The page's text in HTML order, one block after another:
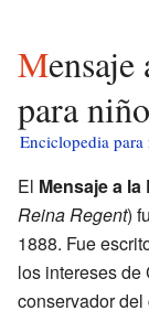
Mensaje a la Reina Regente
para
Enciclopedia para
El Mensaje a
Reina Regent)
1888. Fue
los intereses de
conservador